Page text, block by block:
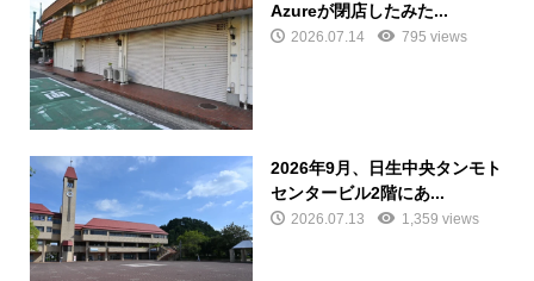
Azureが閉店したみた...
2026.07.14 795 views
2026年9月、日生中央タンモト
センタービル2階にあ...
2026.07.13 1,359 views